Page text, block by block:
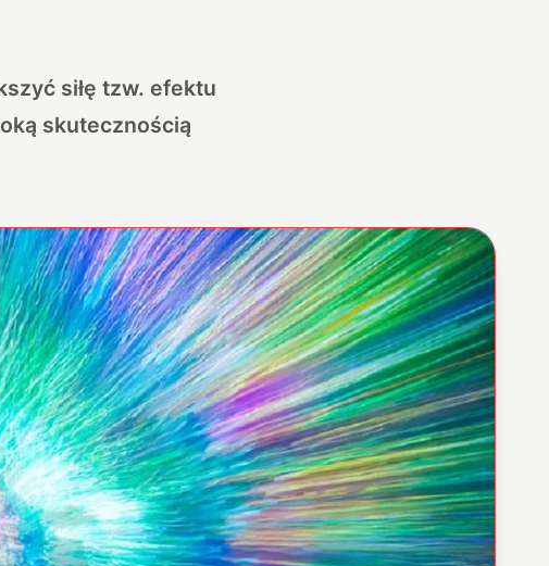
siłę tzw. efektu
skutecznością